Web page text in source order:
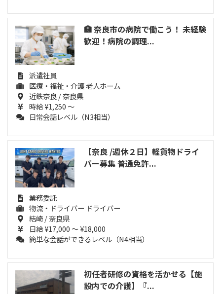
🏥 奈良市の病院で働こう！ 未経験
歓迎！病院の調理...
派遣社員
医療・福祉・介護 老人ホーム
近鉄奈良 / 奈良県
時給 ¥1,250 ～
日常会話レベル（N3相当）
【奈良 /週休２日】軽貨物ドライ
バー募集 普通免許...
業務委託
物流・ドライバー ドライバー
結崎 / 奈良県
日給 ¥17,000 ～ ¥18,000
簡単な会話ができるレベル（N4相当）
初任者研修の資格を活かせる【施
設内での介護】『...